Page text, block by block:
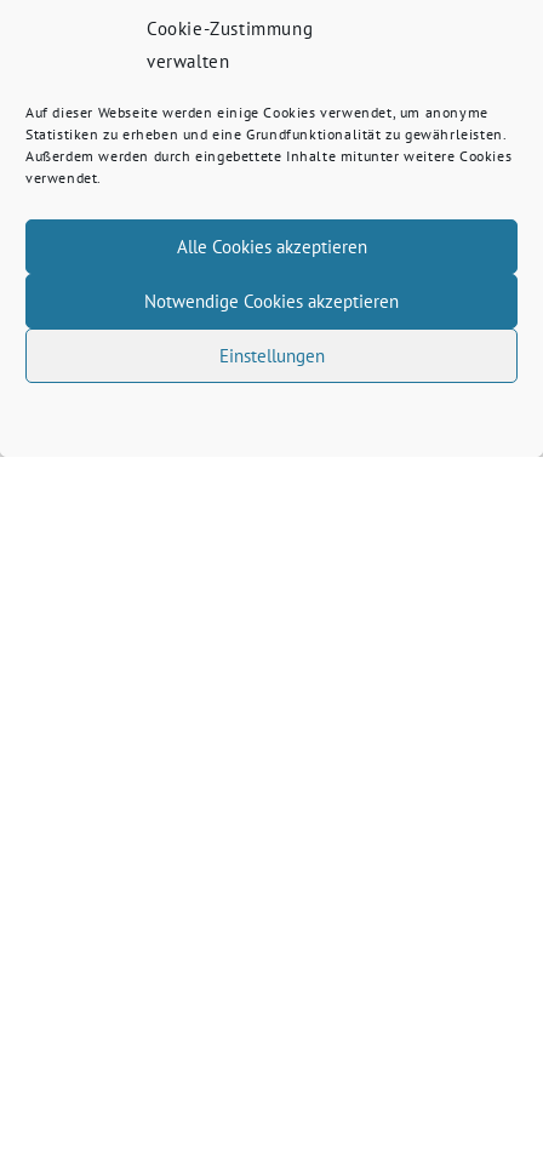
Cookie-Zustimmung
verwalten
Auf dieser Webseite werden einige Cookies verwendet, um anonyme
Statistiken zu erheben und eine Grundfunktionalität zu gewährleisten.
Außerdem werden durch eingebettete Inhalte mitunter weitere Cookies
verwendet.
Alle Cookies akzeptieren
Notwendige Cookies akzeptieren
Einstellungen